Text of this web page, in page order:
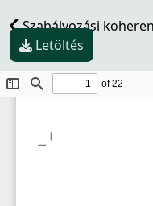
Szabályozási
Letöltés